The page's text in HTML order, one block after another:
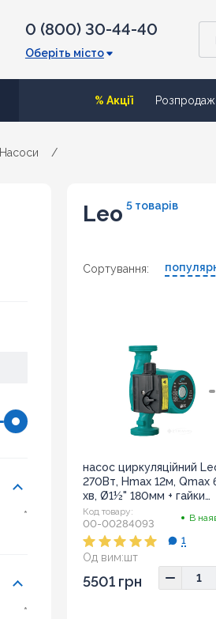
0 (800) 30-44-40
Оберіть місто
% Акції Розпродаж
Насоси /
*
*
Leo 5 товарів
Сортування:
насос циркуляційний
270Вт, Hmax 12м, Qmax
хв, Ø1½" 180мм + гайки
(774471)
Код товару:
00-00284093 В
Од вим:шт
18x14,8x15,5
1
5501 грн